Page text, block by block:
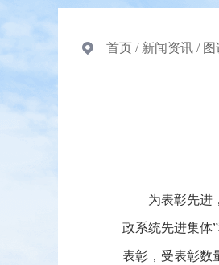
首页 / 新闻资讯 /
为表彰先进
政系统先进集体
表彰，受表彰数